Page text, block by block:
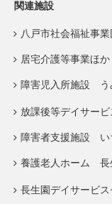
関連施設
八戸市社会福祉事業
居宅介護等事業ほ
障害児入所施設 う
放課後等デイサー
障害者支援施設 い
養護老人ホーム 長
長生園デイサービス